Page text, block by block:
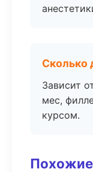
Сколько
Зависит
мес,
курсом.